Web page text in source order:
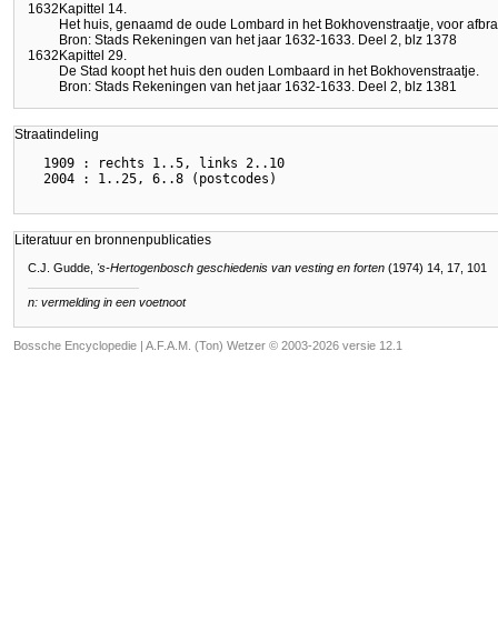
1632 Kapittel 14.
Het huis, genaamd de oude Lombard in het Bokhovenstraatje, voor
Bron: Stads Rekeningen van het jaar 1632-1633. Deel 2, blz 1378
1632 Kapittel 29.
De Stad koopt het huis den ouden Lombaard in het Bokhovenstraatje.
Bron: Stads Rekeningen van het jaar 1632-1633. Deel 2, blz 1381
Straatindeling
  1909 : rechts 1..5, links 2..10
Literatuur en bronnenpublicaties
C.J. Gudde, 's-Hertogenbosch geschiedenis van vesting en forten (1974) 14, 17, 101
n: vermelding in een voetnoot
Bossche Encyclopedie | A.F.A.M. (Ton) Wetzer © 2003-2026 versie 12.1